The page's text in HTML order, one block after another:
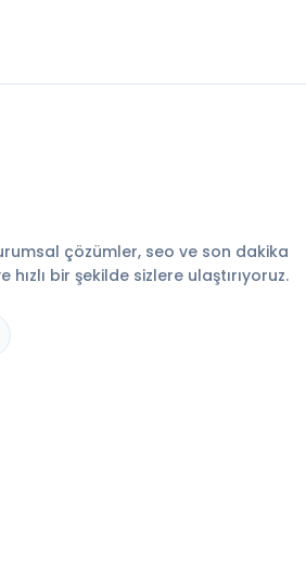
çözümler, seo ve son dakika
bir şekilde sizlere ulaştırıyoruz.